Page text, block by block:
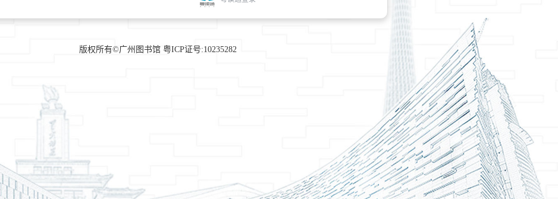
版权所有©广州图书馆 粤ICP证号:10235282